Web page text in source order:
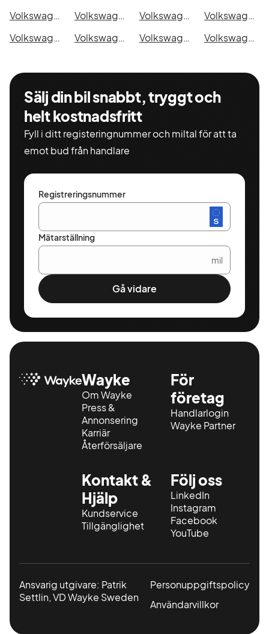
Volkswagen Crafter Compact Edition i Nyköping
Volkswagen Crafter Compact Edition i Oskarshamn Volkswagen Crafter Compact Edition i Sigtuna
Volkswagen Crafter Compact Edition i Skellefteå
Volkswagen Crafter Compact Edition i Skövde
Volkswagen Crafter Compact Edition i Trollhättan Volkswagen Crafter Compact Edition i Alingsås Volkswagen Crafter Compact Edition i Båstad
Sälj din bil snabbt, tryggt och
helt kostnadsfritt
Fyll i ditt registeringnummer och miltal för att ta
emot bud från handlare
Registreringsnummer
Mätarställning
mil
Gå vidare
Wayke
Om Wayke
Press &
Annonsering
Karriär
Återförsäljare
För
företag
Handlarlogin
Wayke Partner
Kontakt &
Hjälp
Kundservice
Tillgänglighet
Följ oss
LinkedIn
Instagram
Facebook
YouTube
Ansvarig utgivare: Patrik
Settlin, VD Wayke Sweden
Personuppgiftspolicy
Användarvillkor